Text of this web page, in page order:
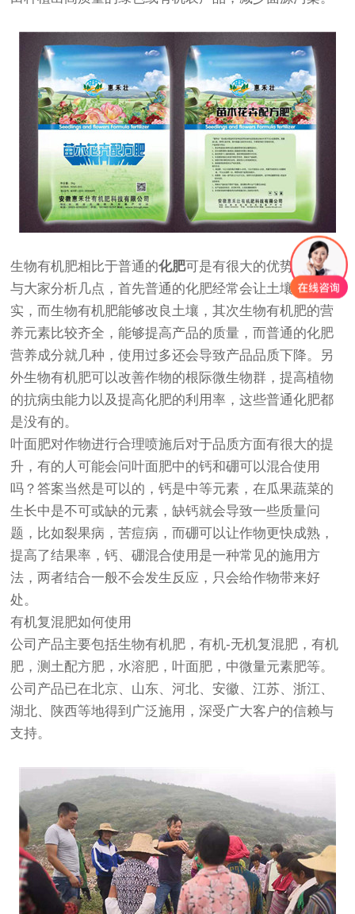
生物有机肥相比于普通的化肥可是有很大的优势，下面
与大家分析几点，首先普通的化肥经常会让土壤变的板
实，而生物有机肥能够改良土壤，其次生物有机肥的营
养元素比较齐全，能够提高产品的质量，而普通的化肥
营养成分就几种，使用过多还会导致产品品质下降。另
外生物有机肥可以改善作物的根际微生物群，提高植物
的抗病虫能力以及提高化肥的利用率，这些普通化肥都
是没有的。
叶面肥对作物进行合理喷施后对于品质方面有很大的提
升，有的人可能会问叶面肥中的钙和硼可以混合使用
吗？答案当然是可以的，钙是中等元素，在瓜果蔬菜的
生长中是不可或缺的元素，缺钙就会导致一些质量问
题，比如裂果病，苦痘病，而硼可以让作物更快成熟，
提高了结果率，钙、硼混合使用是一种常见的施用方
法，两者结合一般不会发生反应，只会给作物带来好
处。
有机复混肥如何使用
公司产品主要包括生物有机肥，有机-无机复混肥，有机
肥，测土配方肥，水溶肥，叶面肥，中微量元素肥等。
公司产品已在北京、山东、河北、安徽、江苏、浙江、
湖北、陕西等地得到广泛施用，深受广大客户的信赖与
支持。